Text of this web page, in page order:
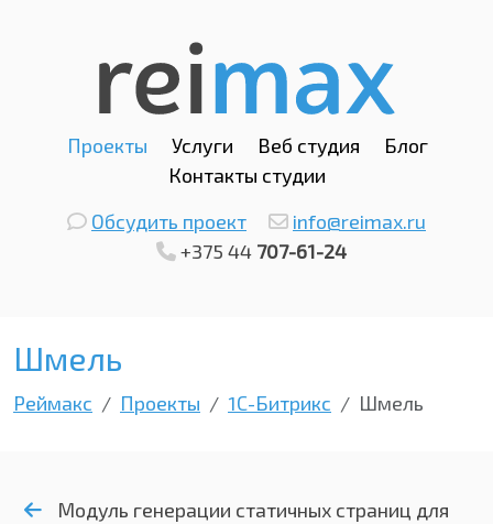
Проекты Услуги Веб студия
Блог
Контакты студии
Обсудить проект
info@reimax.ru
+375 44 707-61-24
Шмель
Реймакс Проекты 1С-Битрикс Шмель
Модуль генерации статичных страниц для